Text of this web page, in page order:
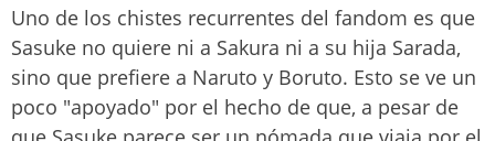
Uno de los chistes recurrentes del fandom es que
Sasuke no quiere ni a Sakura ni a su hija Sarada,
sino que prefiere a Naruto y Boruto. Esto se ve un
poco "apoyado" por el hecho de que, a pesar de